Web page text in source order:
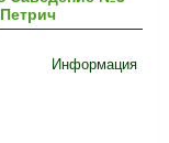
Информация